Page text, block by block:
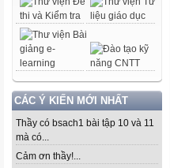
CÁC Ý KIẾN MỚI NHẤT
Thầy có bsach1 bài tập 10 và 11
mà có...
Cảm ơn thầy!...